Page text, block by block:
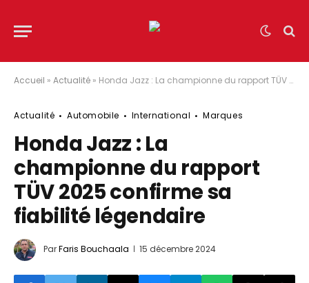
Accueil » Actualité » Honda Jazz : La championne du rapport TÜV 2025 confirme sa fiabilité légendaire
Actualité Automobile International Marques
Honda Jazz : La
championne du rapport
TÜV 2025 confirme sa
fiabilité légendaire
ParFaris Bouchaala 15 décembre 2024